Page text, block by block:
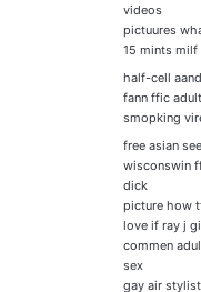
videos
pictuures
15 mints
half-cell
fann ffic adult
smopking
free asian
wisconswin
dick
picture how
love if ray j
commen
sex
gay air